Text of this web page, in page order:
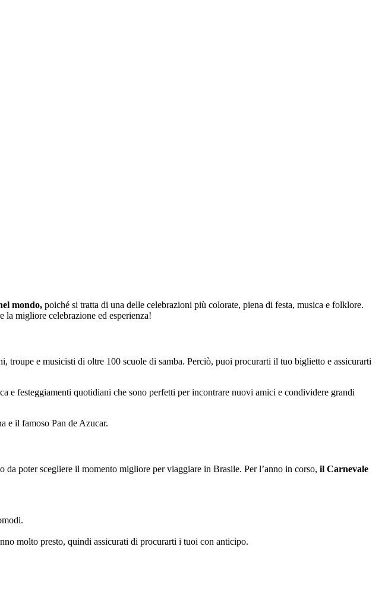
mondo, poiché si tratta di una delle celebrazioni più colorate, piena di festa, musica e folklore.
la migliore celebrazione ed esperienza!
troupe e musicisti di oltre 100 scuole di samba. Perciò, puoi procurarti il tuo biglietto e assicurarti
e festeggiamenti quotidiani che sono perfetti per incontrare nuovi amici e condividere grandi
e il famoso Pan de Azucar.
da poter scegliere il momento migliore per viaggiare in Brasile. Per l’anno in corso, il Carnevale
molto presto, quindi assicurati di procurarti i tuoi con anticipo.